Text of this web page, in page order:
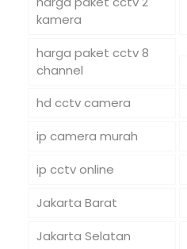
kamera
harga paket cctv 8
channel
hd cctv camera
ip camera murah
ip cctv online
Jakarta Barat
Jakarta Selatan